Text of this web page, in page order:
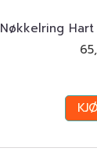
Nøkkelring